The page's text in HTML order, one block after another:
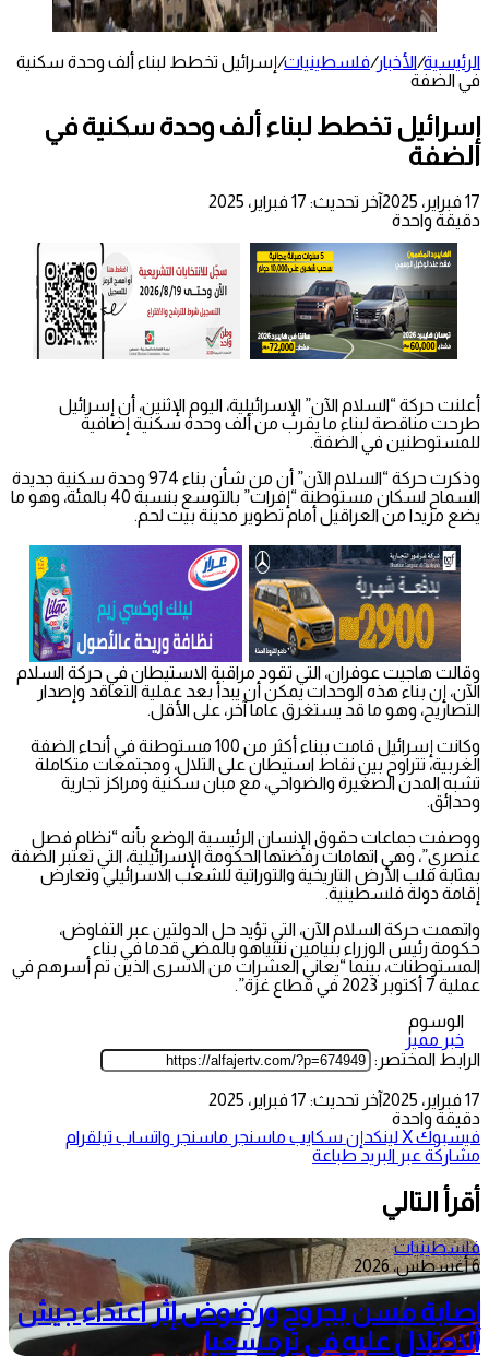
الرئيسية/الأخبار/فلسطينيات/إسرائيل تخطط لبناء ألف وحدة سكنية
في الضفة
إسرائيل تخطط لبناء ألف وحدة سكنية في
الضفة
17 فبراير، 2025
آخر تحديث: 17 فبراير، 2025
دقيقة واحدة
أعلنت حركة “السلام الآن” الإسرائيلية، اليوم الإثنين، أن إسرائيل
طرحت مناقصة لبناء ما يقرب من ألف وحدة سكنية إضافية
للمستوطنين في الضفة.
وذكرت حركة “السلام الآن” أن من شأن بناء 974 وحدة سكنية جديدة
السماح لسكان مستوطنة “إفرات” بالتوسع بنسبة 40 بالمئة، وهو ما
يضع مزيدا من العراقيل أمام تطوير مدينة بيت لحم.
وقالت هاجيت عوفران، التي تقود مراقبة الاستيطان في حركة السلام
الآن، إن بناء هذه الوحدات يمكن أن يبدأ بعد عملية التعاقد وإصدار
التصاريح، وهو ما قد يستغرق عاما آخر، على الأقل.
وكانت إسرائيل قامت ببناء أكثر من 100 مستوطنة في أنحاء الضفة
الغربية، تتراوح بين نقاط استيطان على التلال، ومجتمعات متكاملة
تشبه المدن الصغيرة والضواحي، مع مبان سكنية ومراكز تجارية
وحدائق.
ووصفت جماعات حقوق الإنسان الرئيسية الوضع بأنه “نظام فصل
عنصري”، وهي اتهامات رفضتها الحكومة الإسرائيلية، التي تعتبر الضفة
بمثابة قلب الأرض التاريخية والتوراتية للشعب الاسرائيلي وتعارض
إقامة دولة فلسطينية.
واتهمت حركة السلام الآن، التي تؤيد حل الدولتين عبر التفاوض،
حكومة رئيس الوزراء بنيامين نتنياهو بالمضي قدما في بناء
المستوطنات، بينما “يعاني العشرات من الاسرى الذين تم أسرهم في
عملية 7 أكتوبر 2023 في قطاع غزة”.
الوسوم
خبر مميز
الرابط المختصر:
17 فبراير، 2025
آخر تحديث: 17 فبراير، 2025
دقيقة واحدة
فيسبوك‫Xلينكدإن سكايب ماسنجر ماسنجر واتساب تيلقرام
مشاركة عبر البريد طباعة
أقرأ التالي
فلسطينيات
6 أغسطس، 2026
إصابة مسن بجروح ورضوض إثر اعتداء جيش
الاحتلال عليه في ترمسعيا